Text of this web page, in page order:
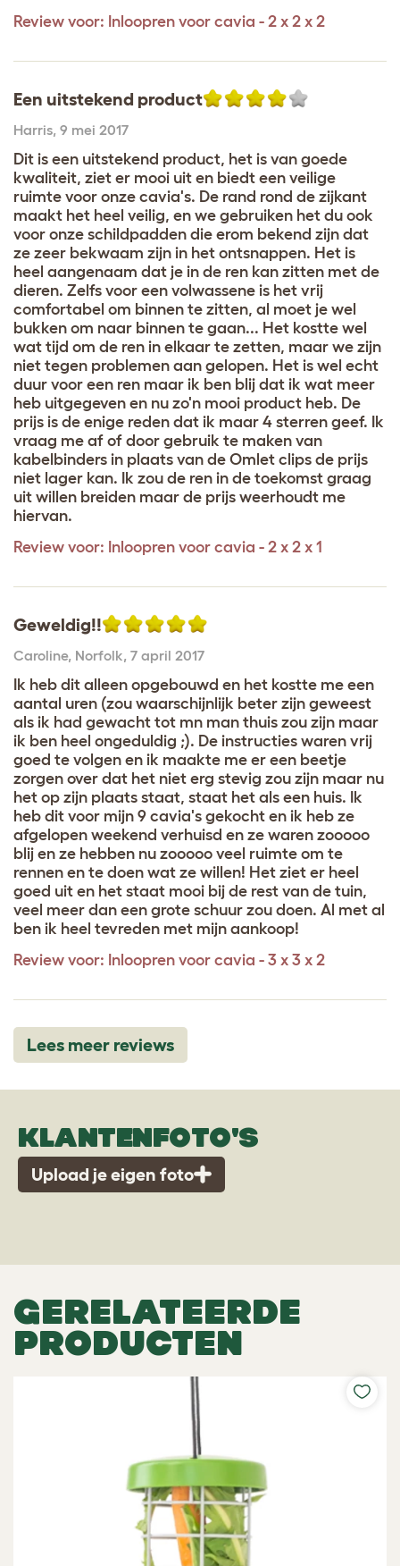
Review voor: Inloopren voor cavia - 2 x 2 x 2
Een uitstekend product
Harris, 9 mei 2017
Dit is een uitstekend product, het is van goede
kwaliteit, ziet er mooi uit en biedt een veilige
ruimte voor onze cavia's. De rand rond de zijkant
maakt het heel veilig, en we gebruiken het du ook
voor onze schildpadden die erom bekend zijn dat
ze zeer bekwaam zijn in het ontsnappen. Het is
heel aangenaam dat je in de ren kan zitten met de
dieren. Zelfs voor een volwassene is het vrij
comfortabel om binnen te zitten, al moet je wel
bukken om naar binnen te gaan... Het kostte wel
wat tijd om de ren in elkaar te zetten, maar we zijn
niet tegen problemen aan gelopen. Het is wel echt
duur voor een ren maar ik ben blij dat ik wat meer
heb uitgegeven en nu zo'n mooi product heb. De
prijs is de enige reden dat ik maar 4 sterren geef. Ik
vraag me af of door gebruik te maken van
kabelbinders in plaats van de Omlet clips de prijs
niet lager kan. Ik zou de ren in de toekomst graag
uit willen breiden maar de prijs weerhoudt me
hiervan.
Review voor: Inloopren voor cavia - 2 x 2 x 1
Geweldig!!
Caroline, Norfolk, 7 april 2017
Ik heb dit alleen opgebouwd en het kostte me een
aantal uren (zou waarschijnlijk beter zijn geweest
als ik had gewacht tot mn man thuis zou zijn maar
ik ben heel ongeduldig ;). De instructies waren vrij
goed te volgen en ik maakte me er een beetje
zorgen over dat het niet erg stevig zou zijn maar nu
het op zijn plaats staat, staat het als een huis. Ik
heb dit voor mijn 9 cavia's gekocht en ik heb ze
afgelopen weekend verhuisd en ze waren zooooo
blij en ze hebben nu zooooo veel ruimte om te
rennen en te doen wat ze willen! Het ziet er heel
goed uit en het staat mooi bij de rest van de tuin,
veel meer dan een grote schuur zou doen. Al met al
ben ik heel tevreden met mijn aankoop!
Review voor: Inloopren voor cavia - 3 x 3 x 2
Lees meer reviews
KLANTENFOTO'S
Upload je eigen foto
GERELATEERDE
PRODUCTEN